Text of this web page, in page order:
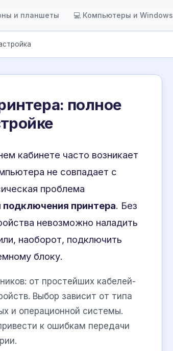
и планшеты 💻 Компьютеры и Windows
полное
кабинете часто возникает
не совпадает с
проблема
подключения принтера. Без
невозможно наладить
наоборот, подключить
блоку.
от простейших кабелей-
Выбор зависит от типа
и операционной системы.
к ошибкам передачи